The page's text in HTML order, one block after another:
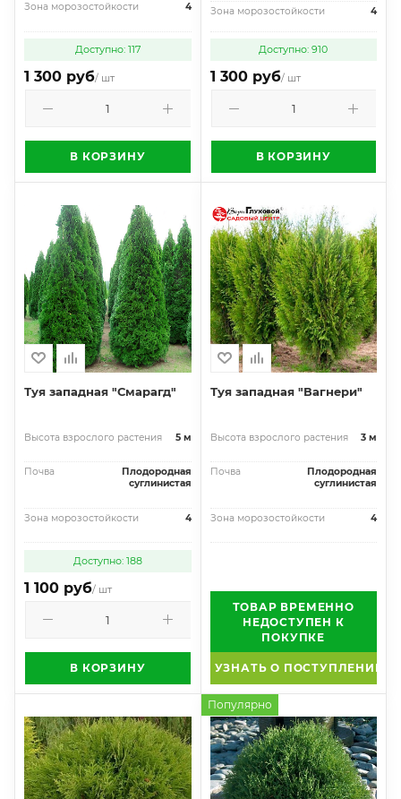
Зона морозостойкости 4
Доступно: 117
1 300 руб/ шт
В КОРЗИНУ
Зона морозостойкости 4
Доступно: 910
1 300 руб/ шт
В КОРЗИНУ
Туя западная "Смарагд"
Высота взрослого растения 5 м
Почва
Плодородная
суглинистая
Зона морозостойкости 4
Доступно: 188
1 100 руб/ шт
В КОРЗИНУ
Туя западная "Вагнери"
Высота взрослого растения 3 м
Почва
Плодородная
суглинистая
Зона морозостойкости 4
ТОВАР ВРЕМЕННО
НЕДОСТУПЕН К
ПОКУПКЕ
УЗНАТЬ О ПОСТУПЛЕНИИ
Популярно